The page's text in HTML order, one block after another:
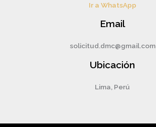
Ir a WhatsApp
Email
solicitud.dmc@gmail.com
Ubicación
Lima, Perú